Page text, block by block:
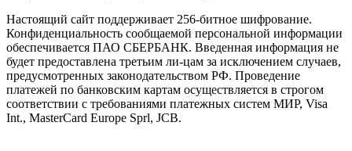
Настоящий сайт поддерживает 256-битное шифрование.
Конфиденциальность сообщаемой персональной информации
обеспечивается ПАО СБЕРБАНК. Введенная информация не
будет предоставлена третьим ли-цам за исключением случаев,
предусмотренных законодательством РФ. Проведение
платежей по банковским картам осуществляется в строгом
соответствии с требованиями платежных систем МИР, Visa
Int., MasterCard Europe Sprl, JCB.